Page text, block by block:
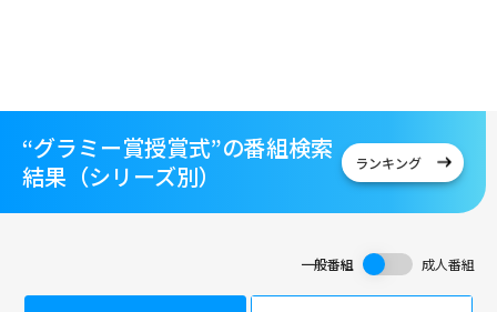
“グラミー賞授賞式”の番組検索
結果（シリーズ別）
ランキング
一般番組 成人番組